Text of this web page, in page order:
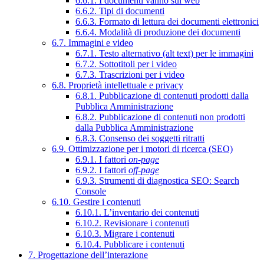
6.6.2. Tipi di documenti
6.6.3. Formato di lettura dei documenti elettronici
6.6.4. Modalità di produzione dei documenti
6.7. Immagini e video
6.7.1. Testo alternativo (alt text) per le immagini
6.7.2. Sottotitoli per i video
6.7.3. Trascrizioni per i video
6.8. Proprietà intellettuale e privacy
6.8.1. Pubblicazione di contenuti prodotti dalla
Pubblica Amministrazione
6.8.2. Pubblicazione di contenuti non prodotti
dalla Pubblica Amministrazione
6.8.3. Consenso dei soggetti ritratti
6.9. Ottimizzazione per i motori di ricerca (SEO)
6.9.1. I fattori on-page
6.9.2. I fattori off-page
6.9.3. Strumenti di diagnostica SEO: Search
Console
6.10. Gestire i contenuti
6.10.1. L’inventario dei contenuti
6.10.2. Revisionare i contenuti
6.10.3. Migrare i contenuti
6.10.4. Pubblicare i contenuti
7. Progettazione dell’interazione